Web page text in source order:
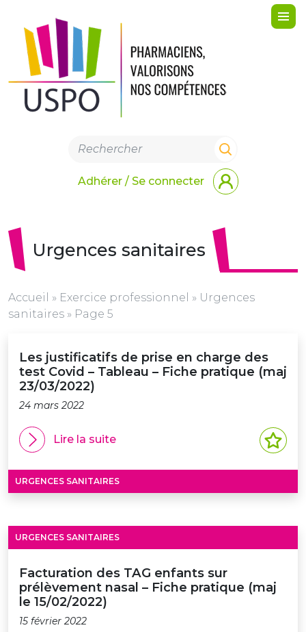
Adhérer / Se connecter
Urgences sanitaires
Accueil » Exercice professionnel » Urgences
sanitaires » Page 5
URGENCES SANITAIRES
Les justificatifs de prise en charge des
test Covid – Tableau – Fiche pratique (maj
23/03/2022)
24 mars 2022
Lire la suite
URGENCES SANITAIRES
Facturation des TAG enfants sur
prélèvement nasal – Fiche pratique (maj
le 15/02/2022)
15 février 2022